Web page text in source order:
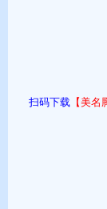
中国古典诗词蕴
名字，既能赋予
比如从 “清水出
新脱俗；从 “但
扫码下载【美名